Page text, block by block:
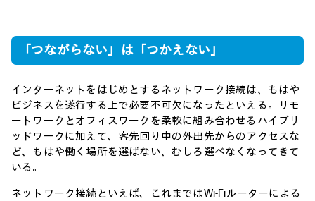
「つながらない」は「つかえない」
インターネットをはじめとするネットワーク接続は、もはや
ビジネスを遂行する上で必要不可欠になったといえる。リモ
ートワークとオフィスワークを柔軟に組み合わせるハイブリ
ッドワークに加えて、客先回り中の外出先からのアクセスな
ど、もはや働く場所を選ばない、むしろ選べなくなってきて
いる。
ネットワーク接続といえば、これまではWi-Fiルーターによる